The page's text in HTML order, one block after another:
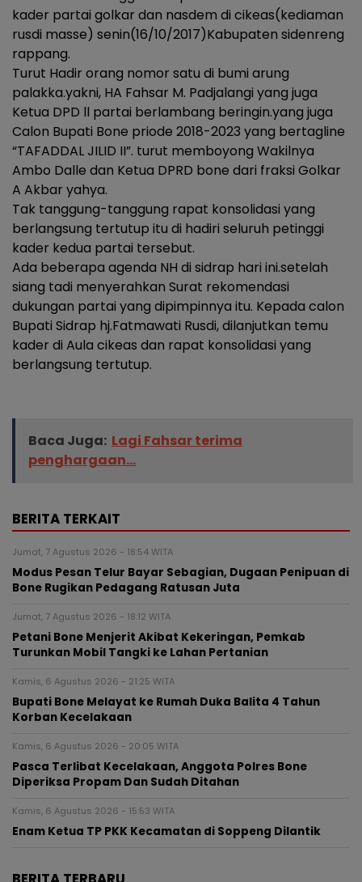
kader partai golkar dan nasdem di cikeas(kediaman
rusdi masse) senin(16/10/2017)Kabupaten sidenreng
rappang.
Turut Hadir orang nomor satu di bumi arung
palakka.yakni, HA Fahsar M. Padjalangi yang juga
Ketua DPD ll partai berlambang beringin.yang juga
Calon Bupati Bone priode 2018-2023 yang bertagline
“TAFADDAL JILID II”. turut memboyong Wakilnya
Ambo Dalle dan Ketua DPRD bone dari fraksi Golkar
A Akbar yahya.
Tak tanggung-tanggung rapat konsolidasi yang
berlangsung tertutup itu di hadiri seluruh petinggi
kader kedua partai tersebut.
Ada beberapa agenda NH di sidrap hari ini.setelah
siang tadi menyerahkan Surat rekomendasi
dukungan partai yang dipimpinnya itu. Kepada calon
Bupati Sidrap hj.Fatmawati Rusdi, dilanjutkan temu
kader di Aula cikeas dan rapat konsolidasi yang
berlangsung tertutup.
Baca Juga: Lagi Fahsar terima
penghargaan...
BERITA TERKAIT
Jumat, 7 Agustus 2026 - 18:54 WITA
Modus Pesan Telur Bayar Sebagian, Dugaan Penipuan di
Bone Rugikan Pedagang Ratusan Juta
Jumat, 7 Agustus 2026 - 18:12 WITA
Petani Bone Menjerit Akibat Kekeringan, Pemkab
Turunkan Mobil Tangki ke Lahan Pertanian
Kamis, 6 Agustus 2026 - 21:25 WITA
Bupati Bone Melayat ke Rumah Duka Balita 4 Tahun
Korban Kecelakaan
Kamis, 6 Agustus 2026 - 20:05 WITA
Pasca Terlibat Kecelakaan, Anggota Polres Bone
Diperiksa Propam Dan Sudah Ditahan
Kamis, 6 Agustus 2026 - 15:53 WITA
Enam Ketua TP PKK Kecamatan di Soppeng Dilantik